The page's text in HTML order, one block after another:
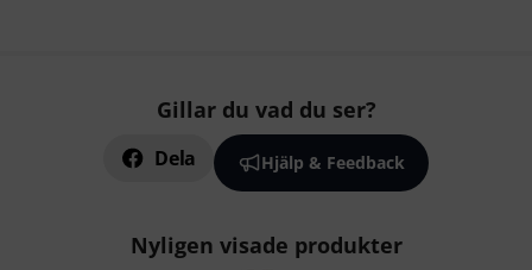
Gillar du vad du ser?
Dela Hjälp & Feedback
Nyligen visade produkter